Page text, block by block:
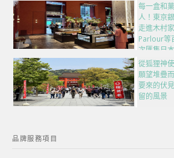
每一盒和
人！東京
走進木村
Parlour等
次匯集日
從狐狸神
願望堆疊
要來的伏
留的風景
品牌服務項目